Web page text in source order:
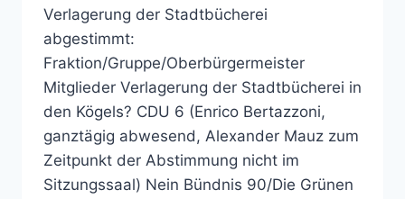
Verlagerung der Stadtbücherei
abgestimmt:
Fraktion/Gruppe/Oberbürgermeister
Mitglieder Verlagerung der Stadtbücherei in
den Kögels? CDU 6 (Enrico Bertazzoni,
ganztägig abwesend, Alexander Mauz zum
Zeitpunkt der Abstimmung nicht im
Sitzungssaal) Nein Bündnis 90/Die Grünen